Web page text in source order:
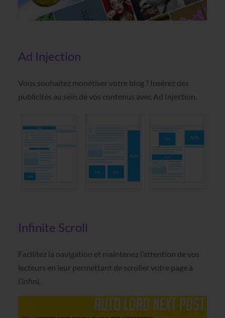
Ad Injection
Vous souhaitez monétiser votre blog ? Insérez des
publicités au sein de vos contenus avec Ad Injection.
Infinite Scroll
Facilitez la navigation et maintenez l’attention de vos
lecteurs en leur permettant de scroller votre page à
l’infini.